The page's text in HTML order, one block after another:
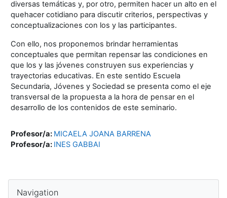
diversas temáticas y, por otro, permiten hacer un alto en el
quehacer cotidiano para discutir criterios, perspectivas y
conceptualizaciones con los y las participantes.
Con ello, nos proponemos brindar herramientas
conceptuales que permitan repensar las condiciones en
que los y las jóvenes construyen sus experiencias y
trayectorias educativas. En este sentido Escuela
Secundaria, Jóvenes y Sociedad se presenta como el eje
transversal de la propuesta a la hora de pensar en el
desarrollo de los contenidos de este seminario.
Profesor/a: MICAELA JOANA BARRENA
Profesor/a: INES GABBAI
Blocs
Navigation